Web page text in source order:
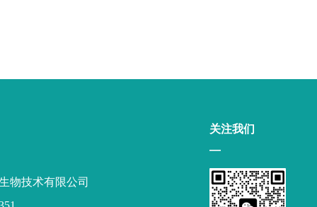
物技术有限公司
关注我们
—